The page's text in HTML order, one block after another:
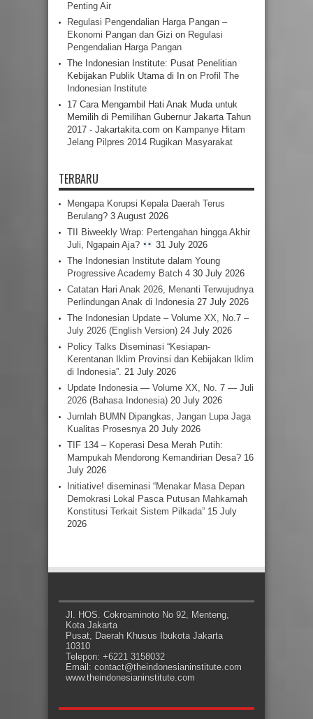
Penting Air
Regulasi Pengendalian Harga Pangan –
Ekonomi Pangan dan Gizi on Regulasi
Pengendalian Harga Pangan
The Indonesian Institute: Pusat Penelitian
Kebijakan Publik Utama di In on Profil The
Indonesian Institute
17 Cara Mengambil Hati Anak Muda untuk
Memilih di Pemilihan Gubernur Jakarta Tahun
2017 - Jakartakita.com on Kampanye Hitam
Jelang Pilpres 2014 Rugikan Masyarakat
TERBARU
Mengapa Korupsi Kepala Daerah Terus
Berulang? 3 August 2026
TII Biweekly Wrap: Pertengahan hingga Akhir
Juli, Ngapain Aja?
31 July 2026
The Indonesian Institute dalam Young
Progressive Academy Batch 4 30 July 2026
Catatan Hari Anak 2026, Menanti Terwujudnya
Perlindungan Anak di Indonesia 27 July 2026
The Indonesian Update – Volume XX, No.7 –
July 2026 (English Version) 24 July 2026
Policy Talks Diseminasi “Kesiapan-
Kerentanan Iklim Provinsi dan Kebijakan Iklim
di Indonesia”. 21 July 2026
Update Indonesia — Volume XX, No. 7 — Juli
2026 (Bahasa Indonesia) 20 July 2026
Jumlah BUMN Dipangkas, Jangan Lupa Jaga
Kualitas Prosesnya 20 July 2026
TIF 134 – Koperasi Desa Merah Putih:
Mampukah Mendorong Kemandirian Desa? 16
July 2026
Initiative! diseminasi “Menakar Masa Depan
Demokrasi Lokal Pasca Putusan Mahkamah
Konstitusi Terkait Sistem Pilkada” 15 July
2026
Jl. HOS. Cokroaminoto No 92, Menteng,
Kota Jakarta
Pusat, Daerah Khusus Ibukota Jakarta
10310
Telepon: +6221 3158032
Email: contact@theindonesianinstitute.com
www.theindonesianinstitute.com